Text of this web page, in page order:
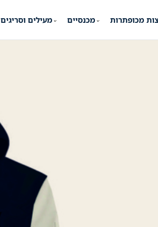
מעילים וסריגים⌄ מכנסיים⌄ מכופתרות